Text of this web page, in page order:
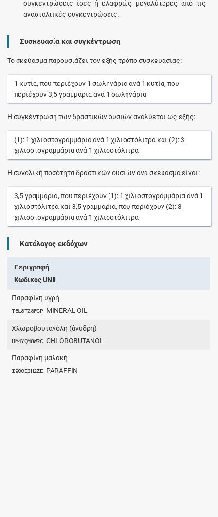
συγκεντρώσεις ίσες ή ελαφρώς μεγαλύτερες από τις
ανασταλτικές συγκεντρώσεις.
Συσκευασία και συγκέντρωση
Το σκεύασμα παρουσιάζει τον εξής τρόπο συσκευασίας:
1 κυτία, που περιέχουν 1 σωληνάριαανά 1 κυτία, που
περιέχουν3,5γραμμάριαανά 1 σωληνάρια
Η συγκέντρωση των δραστικών ουσιών αναλύεται ως εξής:
(1): 1 χιλιοστογραμμάριαανά 1 χιλιοστόλιτρα και (2):3
χιλιοστογραμμάριαανά 1 χιλιοστόλιτρα
Η συνολική ποσότητα δραστικών ουσιών ανά σκεύασμα είναι:
3,5γραμμάρια, που περιέχουν (1): 1 χιλιοστογραμμάριαανά 1
χιλιοστόλιτρα και3,5γραμμάρια, που περιέχουν (2):3
χιλιοστογραμμάριαανά 1 χιλιοστόλιτρα
Κατάλογος εκδόχων
Περιγραφή
Κωδικός UNII
Παραφίνη υγρή
T5L8T28FGP MINERAL OIL
Χλωροβουτανόλη (άνυδρη)
HM4YQM8WRC CHLOROBUTANOL
Παραφίνη μαλακή
I9O0E3H2ZE PARAFFIN